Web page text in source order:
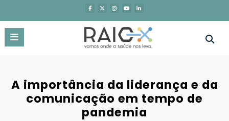
o
conteúdo
A importância da liderança e da
comunicação em tempo de
pandemia